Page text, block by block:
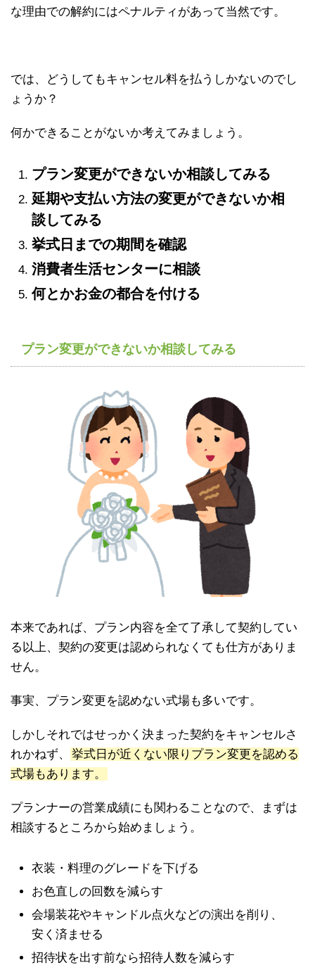
な理由での解約にはペナルティがあって当然です。
では、どうしてもキャンセル料を払うしかないのでし
ょうか？
何かできることがないか考えてみましょう。
プラン変更ができないか相談してみる
延期や支払い方法の変更ができないか相
談してみる
挙式日までの期間を確認
消費者生活センターに相談
何とかお金の都合を付ける
プラン変更ができないか相談してみる
本来であれば、プラン内容を全て了承して契約してい
る以上、契約の変更は認められなくても仕方がありま
せん。
事実、プラン変更を認めない式場も多いです。
しかしそれではせっかく決まった契約をキャンセルさ
れかねず、
挙式日が近くない限りプラン変更を認める
式場もあります。
プランナーの営業成績にも関わることなので、まずは
相談するところから始めましょう。
衣装・料理のグレードを下げる
お色直しの回数を減らす
会場装花やキャンドル点火などの演出を削り、
安く済ませる
招待状を出す前なら招待人数を減らす